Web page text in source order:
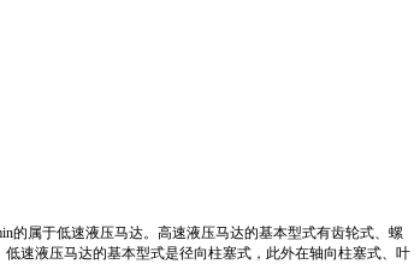
的属于低速液压马达。高速液压马达的基本型式有齿轮式、螺
速液压马达的基本型式是径向柱塞式，此外在轴向柱塞式、叶